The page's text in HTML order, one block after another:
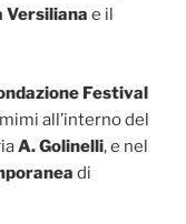
Versiliana e il
Festival
all’interno del
A. Golinelli, e nel
di